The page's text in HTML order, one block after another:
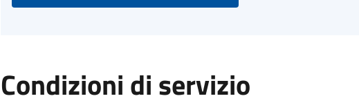
Condizioni di servizio